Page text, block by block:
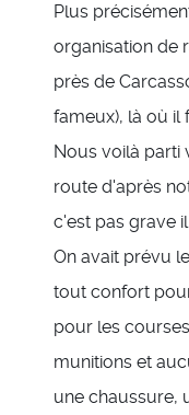
Plus
organisation de
près de
fameux), là où il
Nous voilà parti
route d'après
c'est pas grave
On avait prévu
tout confort
pour les
munitions et
une chaussure,